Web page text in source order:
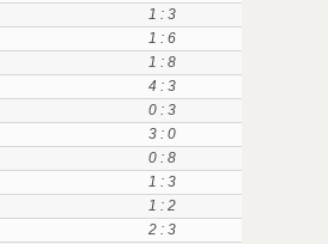
1 : 3
1 : 6
1 : 8
4 : 3
0 : 3
3 : 0
0 : 8
1 : 3
1 : 2
2 : 3